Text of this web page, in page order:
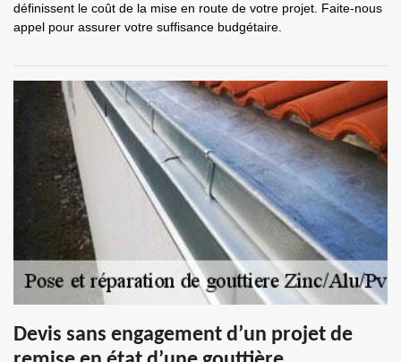
définissent le coût de la mise en route de votre projet. Faite-nous
appel pour assurer votre suffisance budgétaire.
Devis sans engagement d’un projet de